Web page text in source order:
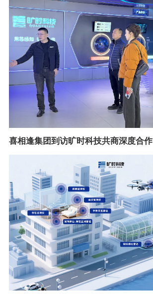
喜相逢集团到访旷时科技共商深度合作